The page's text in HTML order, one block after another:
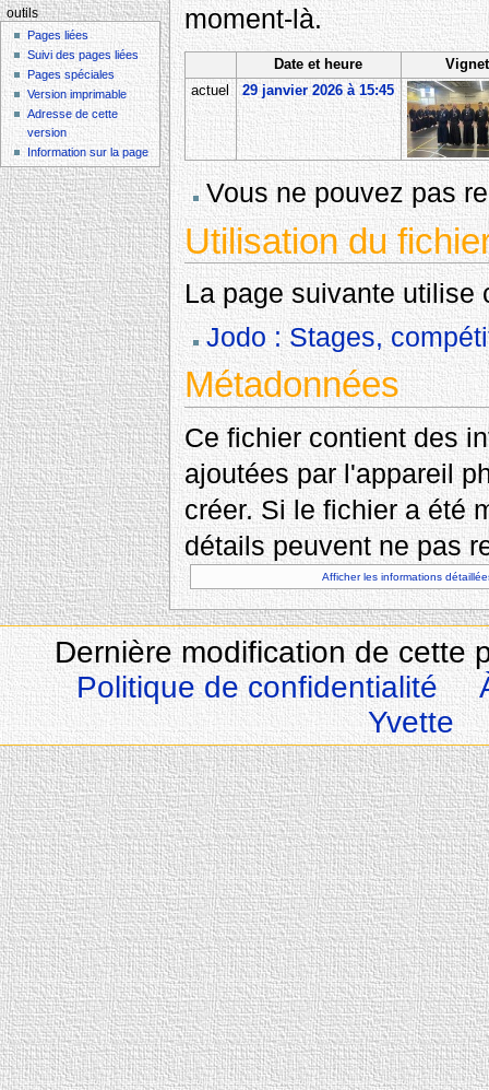
moment-là.
Date et heure
actuel
29 janvier 2026 à 15:45
Vous ne pouvez pas
Utilisation du
La page suivante utilise
Jodo : Stages,
Métadonnées
Ce fichier contient des
ajoutées par l'appareil
créer. Si le fichier a été
détails peuvent ne pas
Afficher les informations
outils
Pages liées
Suivi des pages liées
Pages spéciales
Version imprimable
Adresse de cette
version
Information sur la page
Dernière modification de cette
Politique de confidentialité
Yvette